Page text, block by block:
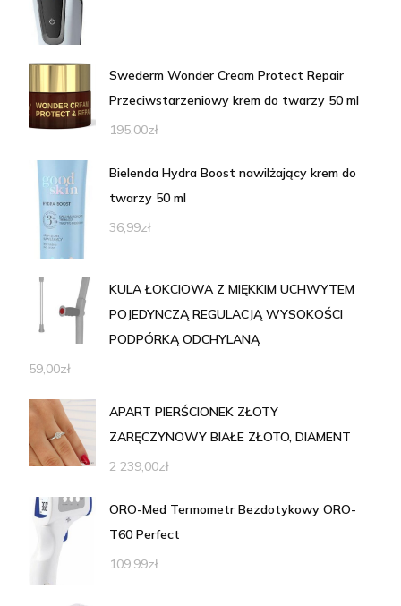
Swederm Wonder Cream Protect Repair
Przeciwstarzeniowy krem do twarzy 50 ml
195,00zł
Bielenda Hydra Boost nawilżający krem do
twarzy 50 ml
36,99zł
KULA ŁOKCIOWA Z MIĘKKIM UCHWYTEM
POJEDYNCZĄ REGULACJĄ WYSOKOŚCI
PODPÓRKĄ ODCHYLANĄ
59,00zł
APART PIERŚCIONEK ZŁOTY
ZARĘCZYNOWY BIAŁE ZŁOTO, DIAMENT
2 239,00zł
ORO-Med Termometr Bezdotykowy ORO-
T60 Perfect
109,99zł